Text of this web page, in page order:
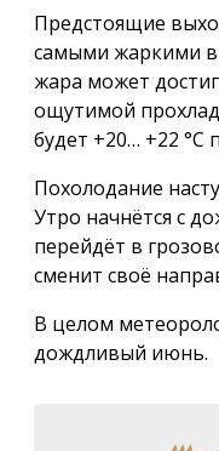
Предстоящие
самыми жаркими в
жара может
ощутимой
будет +20… +22 °С
Похолодание
Утро начнётся с
перейдёт в
сменит своё
В целом
дождливый июнь.